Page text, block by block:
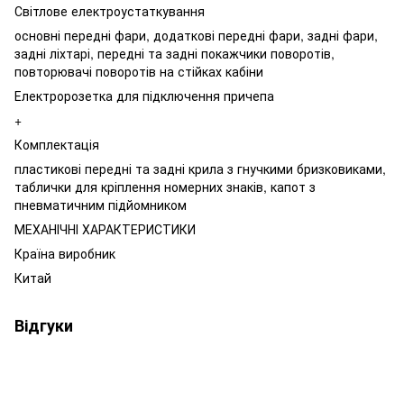
Світлове електроустаткування
основні передні фари, додаткові передні фари, задні фари,
задні ліхтарі, передні та задні покажчики поворотів,
повторювачі поворотів на стійках кабіни
Електророзетка для підключення причепа
+
Комплектація
пластикові передні та задні крила з гнучкими бризковиками,
таблички для кріплення номерних знаків, капот з
пневматичним підйомником
МЕХАНІЧНІ ХАРАКТЕРИСТИКИ
Країна виробник
Китай
Відгуки